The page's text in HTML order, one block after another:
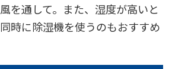
を通して。また、湿度が高いと
時に除湿機を使うのもおすすめ